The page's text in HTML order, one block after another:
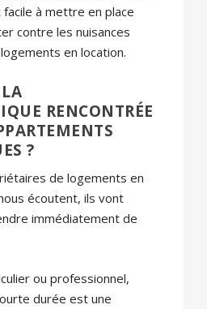
à mettre en place
contre les nuisances
en location.
RENCONTRÉE
?
de logements en
écoutent, ils vont
immédiatement de
ou professionnel,
durée est une